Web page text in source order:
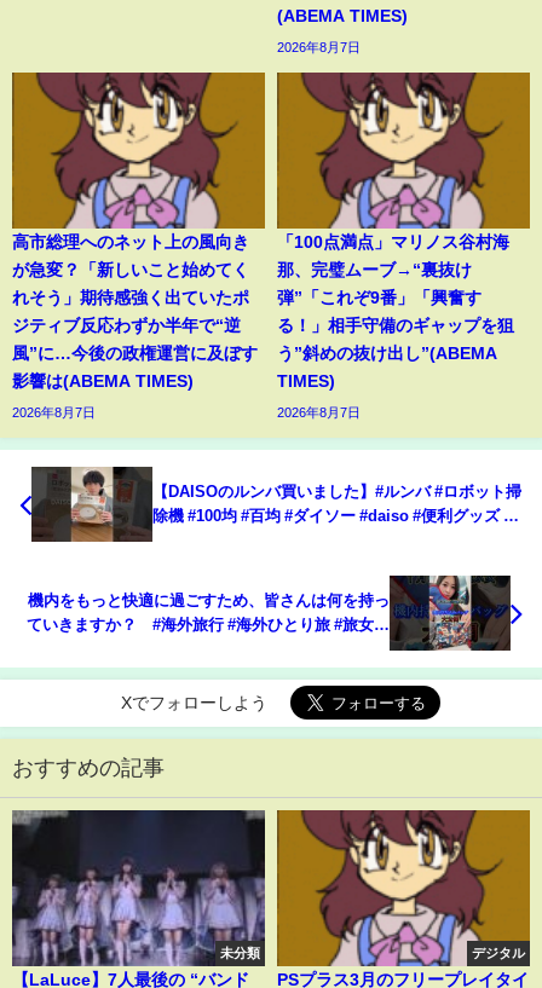
(ABEMA TIMES)
2026年8月7日
高市総理へのネット上の風向き
が急変？「新しいこと始めてく
れそう」期待感強く出ていたポ
ジティブ反応わずか半年で“逆
風”に…今後の政権運営に及ぼす
影響は(ABEMA TIMES)
2026年8月7日
「100点満点」マリノス谷村海
那、完璧ムーブ→“裏抜け
弾”「これぞ9番」「興奮す
る！」相手守備のギャップを狙
う”斜めの抜け出し”(ABEMA
TIMES)
2026年8月7日
【DAISOのルンバ買いました】#ルンバ #ロボット掃
除機 #100均 #百均 #ダイソー #daiso #便利グッズ #
機内をもっと快適に過ごすため、皆さんは何を持っ
ていきますか？ #海外旅行 #海外ひとり旅 #旅女子
Xでフォローしよう
おすすめの記事
未分類
【LaLuce】7人最後の “バンド
デジタル
PSプラス3月のフリープレイタイ